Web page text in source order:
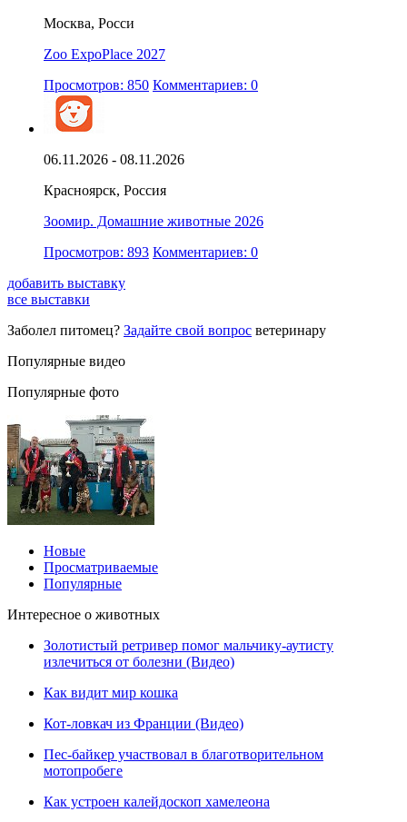
Москва, Росси
Zoo ExpoPlace 2027
Просмотров: 850 Комментариев: 0
06.11.2026 - 08.11.2026
Красноярск, Россия
Зоомир. Домашние животные 2026
Просмотров: 893 Комментариев: 0
добавить выставку
все выставки
Заболел питомец? Задайте свой вопрос ветеринару
Популярные видео
Популярные фото
Новые
Просматриваемые
Популярные
Интересное о животных
Золотистый ретривер помог мальчику-аутисту
излечиться от болезни (Видео)
Как видит мир кошка
Кот-ловкач из Франции (Видео)
Пес-байкер участвовал в благотворительном
мотопробеге
Как устроен калейдоскоп хамелеона